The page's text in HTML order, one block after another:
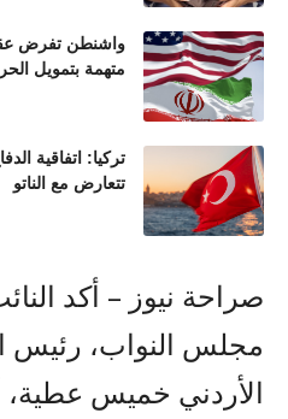
واشنطن تفرض
متهمة بتمويل
تركيا: اتفاقية
تتعارض مع الناتو
صراحة نيوز – أكد
مجلس النواب، رئيس
الأردني خميس عطية،